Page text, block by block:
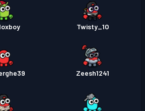
Twisty_10
Zeesh1241